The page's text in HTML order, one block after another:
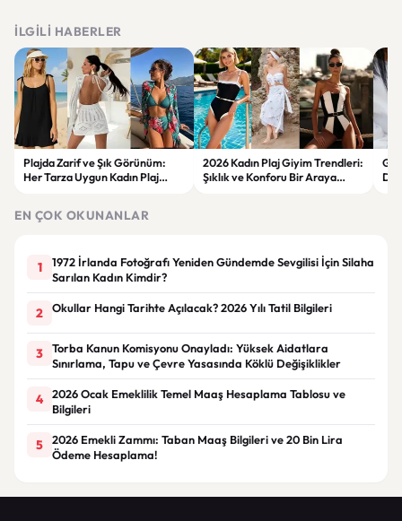
İLGILI HABERLER
Plajda Zarif ve Şık Görünüm:
Her Tarza Uygun Kadın Plaj
2026 Kadın Plaj Giyim Trendleri:
Şıklık ve Konforu Bir Araya
EN ÇOK OKUNANLAR
1
1972 İrlanda Fotoğrafı Yeniden Gündemde Sevgilisi İçin Silaha
Sarılan Kadın Kimdir?
2 Okullar Hangi Tarihte Açılacak? 2026 Yılı Tatil Bilgileri
3
Torba Kanun Komisyonu Onayladı: Yüksek Aidatlara
Sınırlama, Tapu ve Çevre Yasasında Köklü Değişiklikler
4
2026 Ocak Emeklilik Temel Maaş Hesaplama Tablosu ve
Bilgileri
5
2026 Emekli Zammı: Taban Maaş Bilgileri ve 20 Bin Lira
Ödeme Hesaplama!